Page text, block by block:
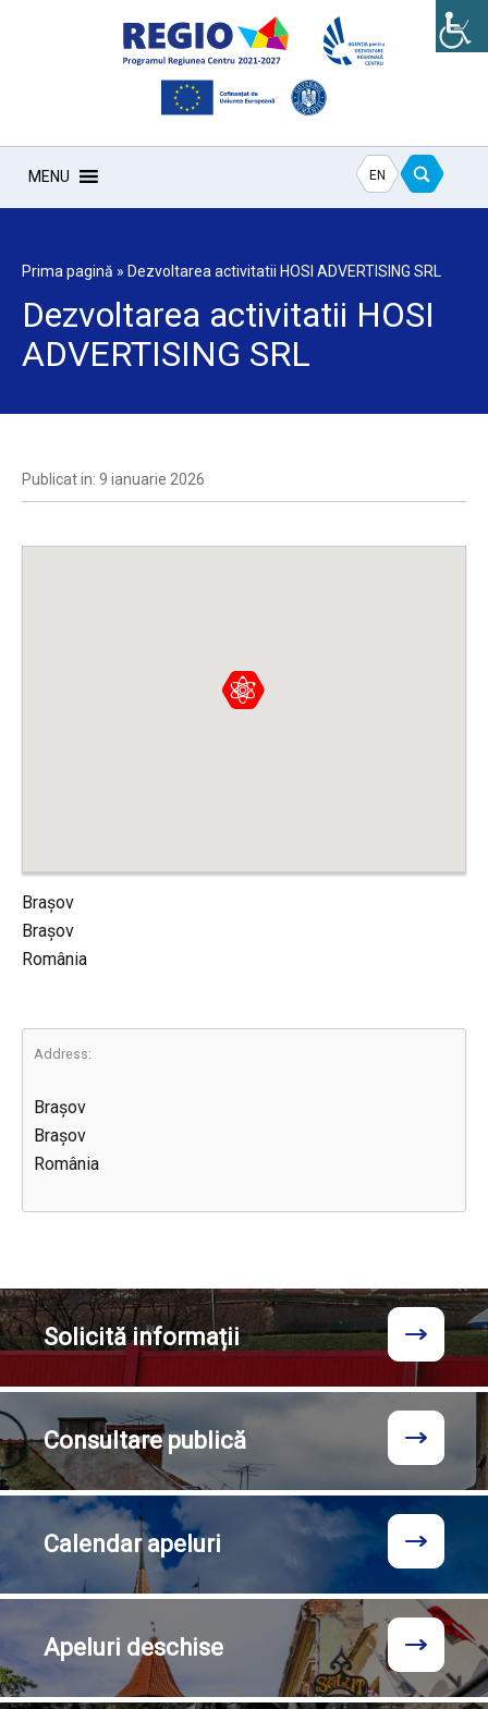
MENU EN
Prima pagină » Dezvoltarea activitatii HOSI ADVERTISING SRL
Dezvoltarea activitatii HOSI
ADVERTISING SRL
Publicat in: 9 ianuarie 2026
Brașov
Brașov
România
Address:
Brașov
Brașov
România
Solicităinformații
Consultarepublică
Calendarapeluri
Apeluri deschise